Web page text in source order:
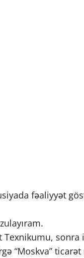
fəaliyyət
Texnikumu, sonra
“Moskva”